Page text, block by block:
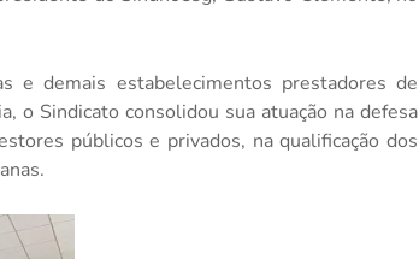
e demais estabelecimentos prestadores de
o Sindicato consolidou sua atuação na defesa
públicos e privados, na qualificação dos